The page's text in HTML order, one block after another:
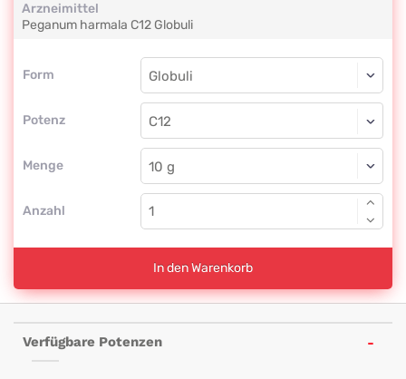
Arzneimittel
Peganum harmala C12 Globuli
Form
Form
Potenz
Globuli
C12
Menge
Globuli
Anzahl
In den Warenkorb
Verfügbare Potenzen